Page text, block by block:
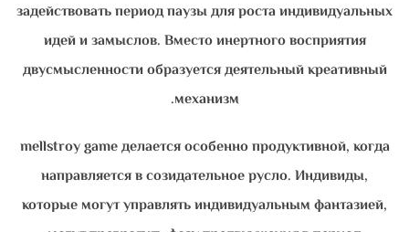
задействовать период паузы для роста индивидуальных
идей и замыслов. Вместо инертного восприятия
двусмысленности образуется деятельный креативный
механизм.
mellstroy game делается особенно продуктивной, когда
направляется в созидательное русло. Индивиды,
которые могут управлять индивидуальным фантазией,